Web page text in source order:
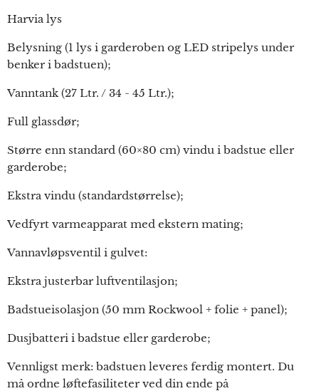
Harvia lys
Belysning (1 lys i garderoben og LED stripelys under
benker i badstuen);
Vanntank (27 Ltr. / 34 - 45 Ltr.);
Full glassdør;
Større enn standard (60×80 cm) vindu i badstue eller
garderobe;
Ekstra vindu (standardstørrelse);
Vedfyrt varmeapparat med ekstern mating;
Vannavløpsventil i gulvet:
Ekstra justerbar luftventilasjon;
Badstueisolasjon (50 mm Rockwool + folie + panel);
Dusjbatteri i badstue eller garderobe;
Vennligst merk: badstuen leveres ferdig montert. Du
må ordne løftefasiliteter ved din ende på